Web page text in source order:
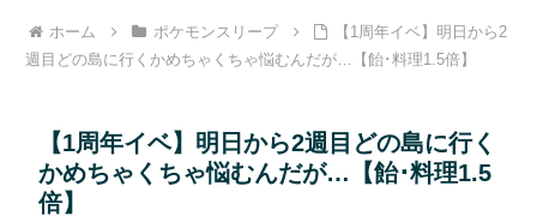
ホーム ポケモンスリープ
【1周年イベ】明日から2
週目どの島に行くかめちゃくちゃ悩むんだが…【飴･料理1.5倍】
【1周年イベ】明日から2週目どの島に行く
かめちゃくちゃ悩むんだが…【飴･料理1.5
倍】